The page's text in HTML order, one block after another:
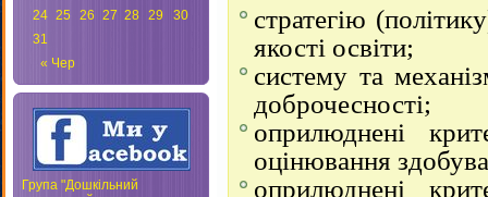
« Чер
24 25 26 27 28 29
30
31
Група "Дошкільний
стратегію
якості освіти;
систему та
доброчесності;
оприлюднені
оцінювання
оприлюднені